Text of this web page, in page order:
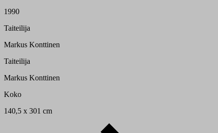
1990
Taiteilija
Markus Konttinen
Taiteilija
Markus Konttinen
Koko
140,5 x 301 cm